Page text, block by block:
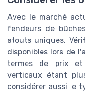
Avec le marché
fendeurs de
atouts uniques.
disponibles lors de
termes de prix et
verticaux étant
considérer aussi le